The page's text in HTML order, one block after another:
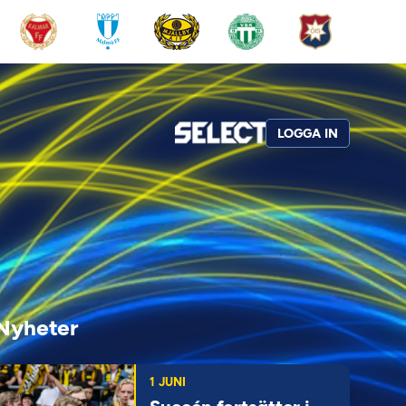
LOGGA IN
1 JUNI